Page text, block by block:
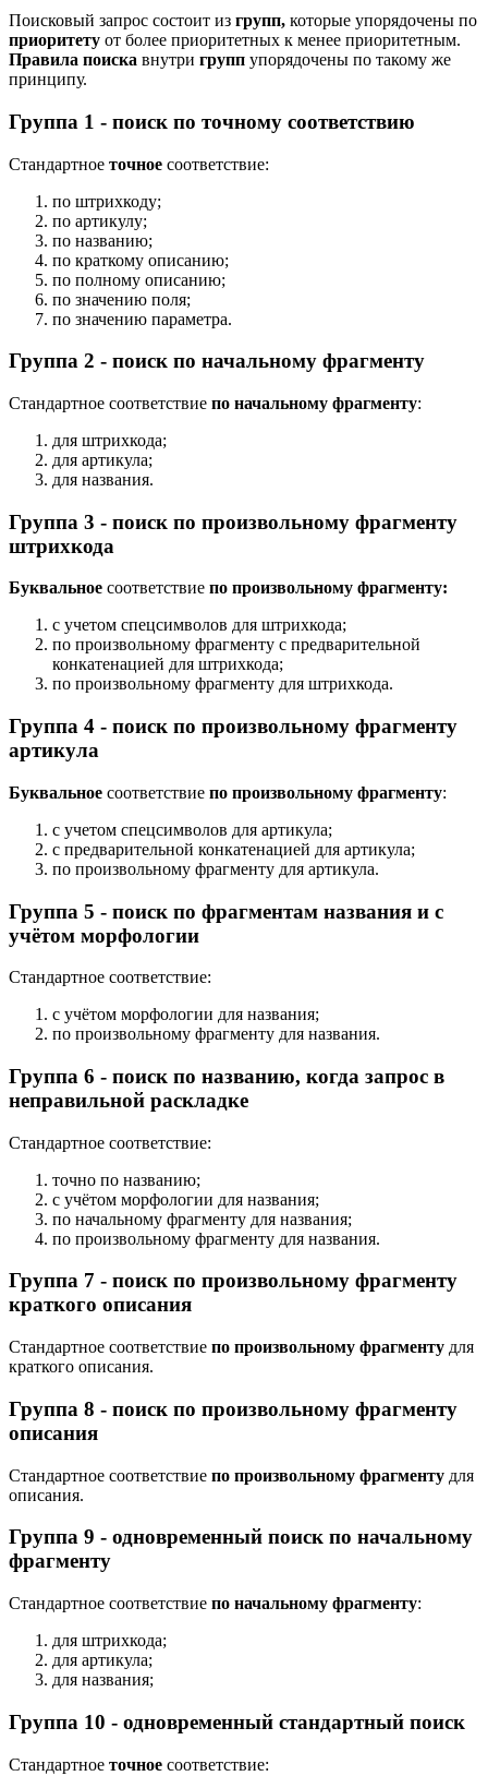
Поисковый запрос состоит из групп, которые упорядочены по
приоритету от более приоритетных к менее приоритетным.
Правила поиска внутри групп упорядочены по такому же
принципу.
Группа 1 - поиск по точному соответствию
Стандартное точное соответствие:
по штрихкоду;
по артикулу;
по названию;
по краткому описанию;
по полному описанию;
по значению поля;
по значению параметра.
Группа 2 - поиск по начальному фрагменту
Стандартное соответствие по начальному фрагменту:
для штрихкода;
для артикула;
для названия.
Группа 3 - поиск по произвольному фрагменту
штрихкода
Буквальное соответствие по произвольному фрагменту:
с учетом спецсимволов для штрихкода;
по произвольному фрагменту с предварительной
конкатенацией для штрихкода;
по произвольному фрагменту для штрихкода.
Группа 4 - поиск по произвольному фрагменту
артикула
Буквальное соответствие по произвольному фрагменту:
с учетом спецсимволов для артикула;
с предварительной конкатенацией для артикула;
по произвольному фрагменту для артикула.
Группа 5 - поиск по фрагментам названия и с
учётом морфологии
Стандартное соответствие:
с учётом морфологии для названия;
по произвольному фрагменту для названия.
Группа 6 - поиск по названию, когда запрос в
неправильной раскладке
Стандартное соответствие:
точно по названию;
с учётом морфологии для названия;
по начальному фрагменту для названия;
по произвольному фрагменту для названия.
Группа 7 - поиск по произвольному фрагменту
краткого описания
Стандартное соответствие по произвольному фрагменту для
краткого описания.
Группа 8 - поиск по произвольному фрагменту
описания
Стандартное соответствие по произвольному фрагменту для
описания.
Группа 9 - одновременный поиск по начальному
фрагменту
Стандартное соответствие по начальному фрагменту:
для штрихкода;
для артикула;
для названия;
Группа 10 - одновременный стандартный поиск
Стандартное точное соответствие: